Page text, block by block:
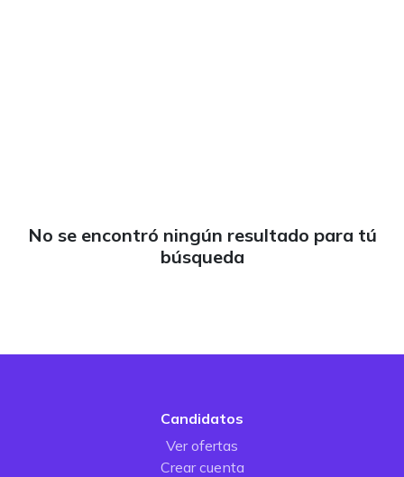
No se encontró ningún resultado para tú
búsqueda
Candidatos
Ver ofertas
Crear cuenta